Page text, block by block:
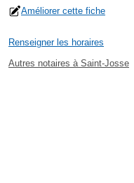
Améliorer cette fiche
Renseigner les horaires
Autres notaires à Saint-Josse